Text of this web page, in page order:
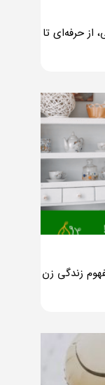
از حرفه‌ای تا
زندگی زن